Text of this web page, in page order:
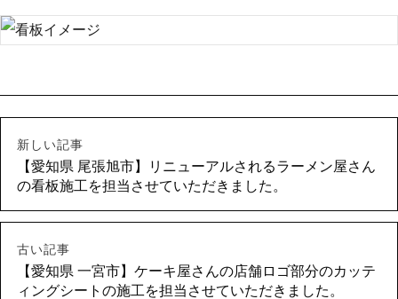
新しい記事
【愛知県 尾張旭市】リニューアルされるラーメン屋さん
の看板施工を担当させていただきました。
古い記事
【愛知県 一宮市】ケーキ屋さんの店舗ロゴ部分のカッテ
ィングシートの施工を担当させていただきました。